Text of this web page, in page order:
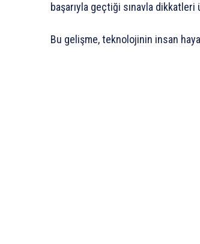
başarıyla geçtiği sınavla
Bu gelişme, teknolojinin insan